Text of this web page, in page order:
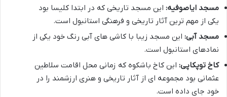
مسجد ایاصوفیه: این مسجد تاریخی که در ابتدا کلیسا بود
یکی از مهم ترین آثار تاریخی و فرهنگی استانبول است.
مسجد آبی: این مسجد زیبا با کاشی های آبی رنگ خود یکی از
نمادهای استانبول است.
کاخ توپکاپی: این کاخ باشکوه که زمانی محل اقامت سلاطین
عثمانی بود مجموعه ای از آثار تاریخی و هنری ارزشمند را در
خود جای داده است.